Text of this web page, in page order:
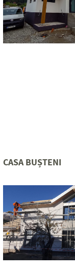
CASA BUȘTENI